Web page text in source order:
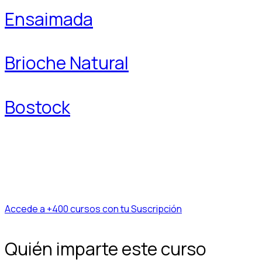
Ensaimada
Brioche Natural
Bostock
Accede a +400 cursos con tu Suscripción
Quién imparte este curso